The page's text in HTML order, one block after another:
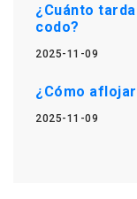
¿Cuánto
codo?
2025-11-09
¿Cómo
2025-11-09